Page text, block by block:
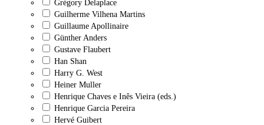
Grégory Delaplace
Guilherme Vilhena Martins
Guillaume Apollinaire
Günther Anders
Gustave Flaubert
Han Shan
Harry G. West
Heiner Muller
Henrique Chaves e Inês Vieira (eds.)
Henrique Garcia Pereira
Hervé Guibert